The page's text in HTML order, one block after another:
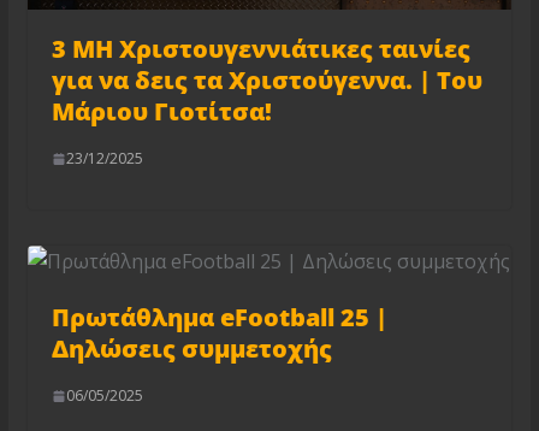
3 ΜΗ Χριστουγεννιάτικες ταινίες
για να δεις τα Χριστούγεννα. | Tου
Μάριου Γιοτίτσα!
23/12/2025
Πρωτάθλημα eFootball 25 |
Δηλώσεις συμμετοχής
06/05/2025